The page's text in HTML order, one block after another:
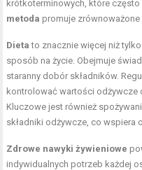
krótkoterminowych, które
metoda promuje zrównoważone
Dieta to znacznie więcej niż
sposób na życie. Obejmuje
staranny dobór składników.
kontrolowaćwartości odżywcze
Kluczowe jest również
składniki odżywcze, co wspiera
Zdrowe nawyki żywieniowe
indywidualnych potrzeb każdej